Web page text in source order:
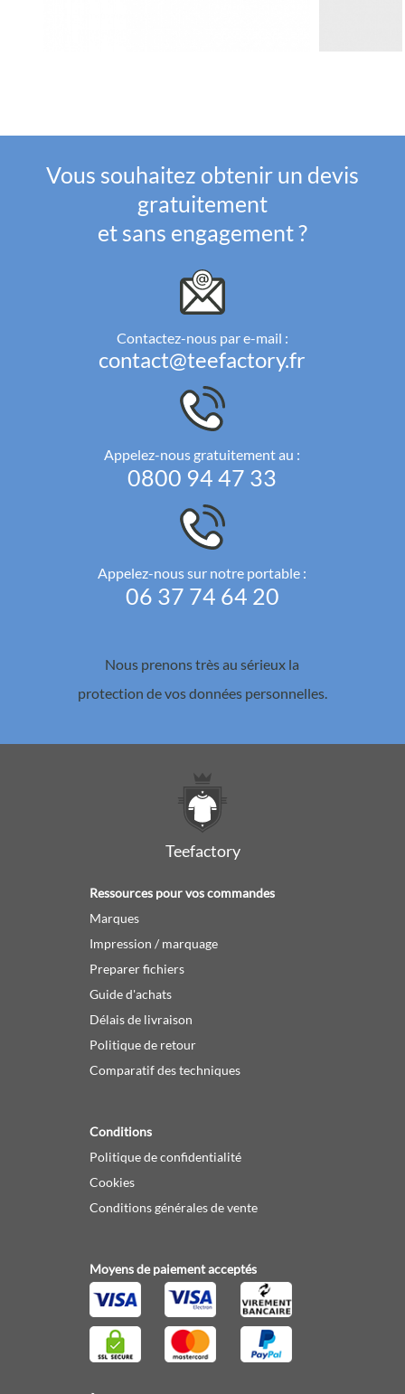
Vous souhaitez obtenir un devis
gratuitement
et sans engagement ?
Contactez-nous par e-mail :
contact@teefactory.fr
Appelez-nous gratuitement au :
0800 94 47 33
Appelez-nous sur notre portable :
06 37 74 64 20
Nous prenons très au sérieux la
protection de vos données personnelles.
Teefactory
Ressources pour vos commandes
Marques
Impression / marquage
Preparer fichiers
Guide d'achats
Délais de livraison
Politique de retour
Comparatif des techniques
Conditions
Politique de confidentialité
Cookies
Conditions générales de vente
Moyens de paiement acceptés